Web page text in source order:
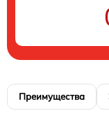
Преимущества